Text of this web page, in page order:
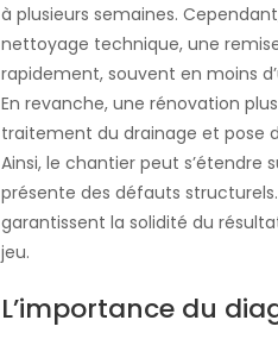
à plusieurs semaines.
nettoyage technique, une
rapidement, souvent en moins
En revanche, une rénovation
traitement du drainage et pose
Ainsi, le chantier peut s’étendre
présente des défauts
garantissent la solidité du
jeu.
L’importance du